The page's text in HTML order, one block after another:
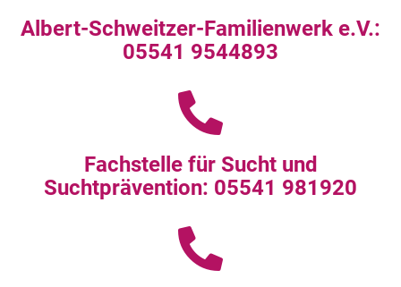
Albert-Schweitzer-Familienwerk e.V.:
05541 9544893
Fachstelle für Sucht und
Suchtprävention: 05541 981920